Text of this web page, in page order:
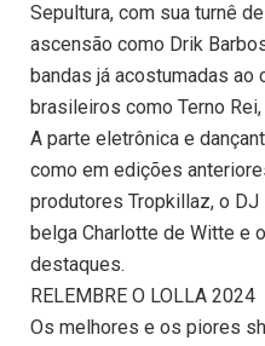
Sepultura, com sua turnê
ascensão como Drik
bandas já acostumadas
brasileiros como Terno
A parte eletrônica e
como em edições
produtores Tropkillaz, o
belga Charlotte de Witte e
destaques.
RELEMBRE O LOLLA 2024
Os melhores e os piores